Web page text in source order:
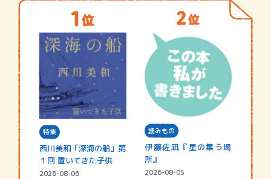
特集
西川美和「深海の船」第
１回 置いてきた子供
2026-08-06
読みもの
伊藤佐凪『星の集う場
所』
2026-08-05